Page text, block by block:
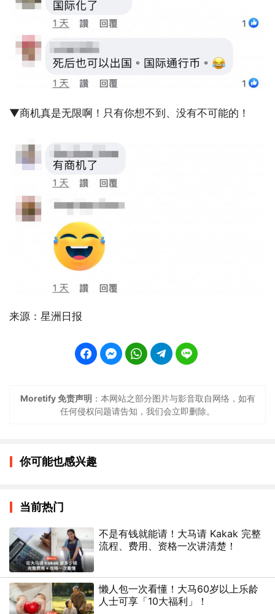
▼商机真是无限啊！只有你想不到、没有不可能的！
来源：星洲日报
Moretify 免责声明 ：本网站之部分图片与影音取自网络，如有
任何侵权问题请告知，我们会立即删除。
你可能也感兴趣
当前热门
不是有钱就能请！大马请 Kakak 完整
流程、费用、资格一次讲清楚！
懒人包一次看懂！大马60岁以上乐龄
人士可享「10大福利」！